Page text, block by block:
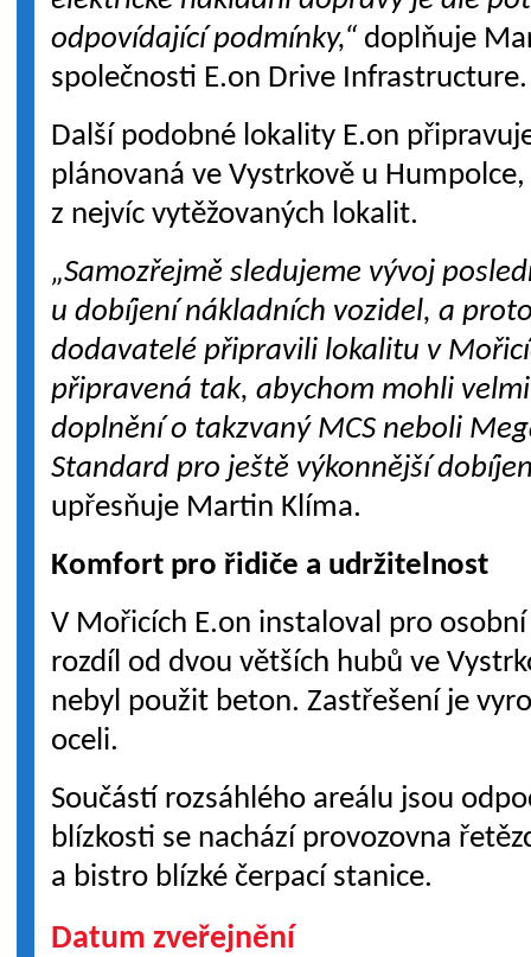
odpovídající podmínky,“ doplňuje
společnosti E.on Drive Infrastructure.
Další podobné lokality E.on
plánovaná ve Vystrkově u
z nejvíc vytěžovaných lokalit.
„Samozřejmě sledujeme vývoj
u dobíjení nákladních vozidel, a
dodavatelé připravili lokalitu v
připravená tak, abychom mohli
doplnění o takzvaný MCS neboli
Standard pro ještě výkonnější
upřesňuje Martin Klíma.
Komfort pro řidiče a udržitelnost
V Mořicích E.on instaloval pro
rozdíl od dvou větších hubů ve
nebyl použit beton. Zastřešení je
oceli.
Součástí rozsáhlého areálu jsou
blízkosti se nachází provozovna
a bistro blízké čerpací stanice.
Datum zveřejnění